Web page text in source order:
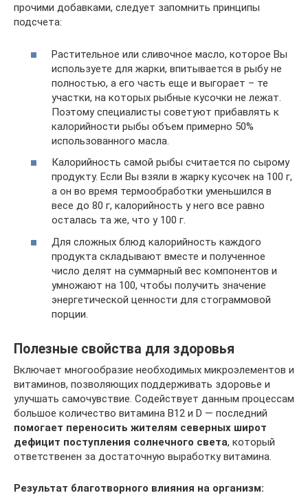
прочими добавками, следует запомнить принципы
подсчета:
Растительное или сливочное масло, которое Вы
используете для жарки, впитывается в рыбу не
полностью, а его часть еще и выгорает – те
участки, на которых рыбные кусочки не лежат.
Поэтому специалисты советуют прибавлять к
калорийности рыбы объем примерно 50%
использованного масла.
Калорийность самой рыбы считается по сырому
продукту. Если Вы взяли в жарку кусочек на 100 г,
а он во время термообработки уменьшился в
весе до 80 г, калорийность у него все равно
осталась та же, что у 100 г.
Для сложных блюд калорийность каждого
продукта складывают вместе и полученное
число делят на суммарный вес компонентов и
умножают на 100, чтобы получить значение
энергетической ценности для стограммовой
порции.
Полезные свойства для здоровья
Включает многообразие необходимых микроэлементов и
витаминов, позволяющих поддерживать здоровье и
улучшать самочувствие. Содействует данным процессам
большое количество витамина В12 и D — последний
помогает переносить жителям северных широт
дефицит поступления солнечного света, который
ответственен за достаточную выработку витамина.
Результат благотворного влияния на организм: